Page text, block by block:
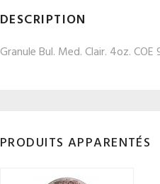
DESCRIPTION
Granule Bul. Med. Clair. 4oz. COE
PRODUITS APPARENTÉS